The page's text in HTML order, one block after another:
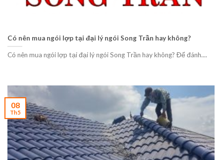
Có nên mua ngói lợp tại đại lý ngói Song Trần hay không?
Có nên mua ngói lợp tại đại lý ngói Song Trần hay không? Để đánh....
08
Th5